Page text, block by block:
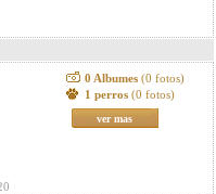
0 Albumes (0 fotos)
1 perros (0 fotos)
ver mas